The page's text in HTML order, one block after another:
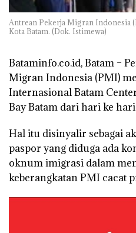
Antrean Pekerja Migran Indonesia
Kota Batam. (Dok. Istimewa)
Bataminfo.co.id, Batam –
Migran Indonesia (PMI)
Internasional Batam
Bay Batam dari hari ke
Hal itu disinyalir sebagai
paspor yang diduga ada
oknum imigrasi dalam
keberangkatan PMI cacat